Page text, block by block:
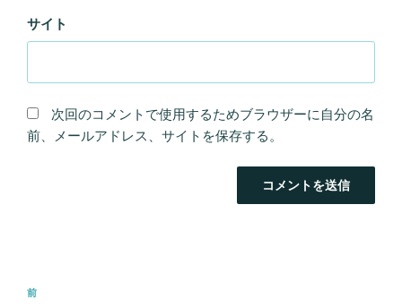
サイト
次回のコメントで使用するためブラウザーに自分の名
前、メールアドレス、サイトを保存する。
前
前